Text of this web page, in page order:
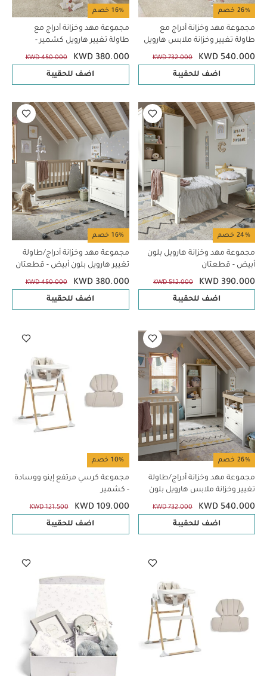
26% خصم
مجموعة مهد وخزانة أدراج مع
طاولة تغيير وخزانة ملابس هارويل
كشمير - 3 قطع
KWD 540.000
KWD 732.000
اضف للحقيبة
16% خصم
مجموعة مهد وخزانة أدراج مع
طاولة تغيير هارويل كشمير -
قطعتان
KWD 380.000
KWD 450.000
اضف للحقيبة
24% خصم
مجموعة مهد وخزانة هارويل بلون
أبيض - قطعتان
KWD 390.000
KWD 512.000
اضف للحقيبة
16% خصم
مجموعة مهد وخزانة أدراج/طاولة
تغيير هارويل بلون أبيض - قطعتان
KWD 380.000
KWD 450.000
اضف للحقيبة
26% خصم
مجموعة مهد وخزانة أدراج/طاولة
تغيير وخزانة ملابس هارويل بلون
أبيض - 3 قطع
KWD 540.000
KWD 732.000
اضف للحقيبة
10% خصم
مجموعة كرسي مرتفع إينو ووسادة
- كشمير
KWD 109.000
KWD 121.500
اضف للحقيبة